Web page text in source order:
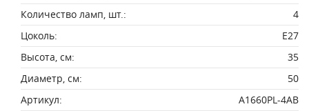
Количество ламп, шт.:
4
Цоколь:
E27
Высота, см:
35
Диаметр, см:
50
Артикул:
A1660PL-4AB